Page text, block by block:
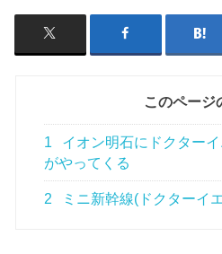
このページ
1
イオン明石にドクター
がやってくる
2 ミニ新幹線(ドクターイ